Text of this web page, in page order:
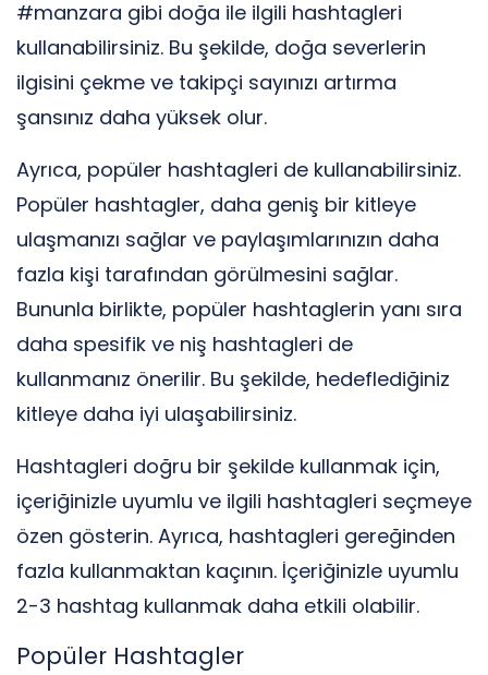
#manzara gibi doğa ile ilgili hashtagleri
kullanabilirsiniz. Bu şekilde, doğa severlerin
ilgisini çekme ve takipçi sayınızı artırma
şansınız daha yüksek olur.
Ayrıca, popüler hashtagleri de kullanabilirsiniz.
Popüler hashtagler, daha geniş bir kitleye
ulaşmanızı sağlar ve paylaşımlarınızın daha
fazla kişi tarafından görülmesini sağlar.
Bununla birlikte, popüler hashtaglerin yanı sıra
daha spesifik ve niş hashtagleri de
kullanmanız önerilir. Bu şekilde, hedeflediğiniz
kitleye daha iyi ulaşabilirsiniz.
Hashtagleri doğru bir şekilde kullanmak için,
içeriğinizle uyumlu ve ilgili hashtagleri seçmeye
özen gösterin. Ayrıca, hashtagleri gereğinden
fazla kullanmaktan kaçının. İçeriğinizle uyumlu
2-3 hashtag kullanmak daha etkili olabilir.
Popüler Hashtagler